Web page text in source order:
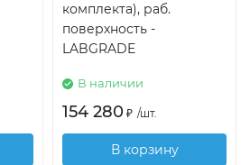
комплекта), раб.
поверхность -
LABGRADE
В наличии
154 280 ₽ /шт.
В корзину